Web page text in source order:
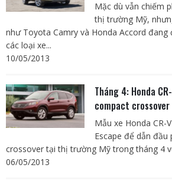
Mặc dù vẫn chiếm
thị trường Mỹ,
như Toyota Camry và Honda Accord
các loại xe...
10/05/2013
Tháng 4: Honda
compact crossover
Mẫu xe Honda CR-
Escape để dẫn
crossover tại thị trường Mỹ trong tháng 4
06/05/2013